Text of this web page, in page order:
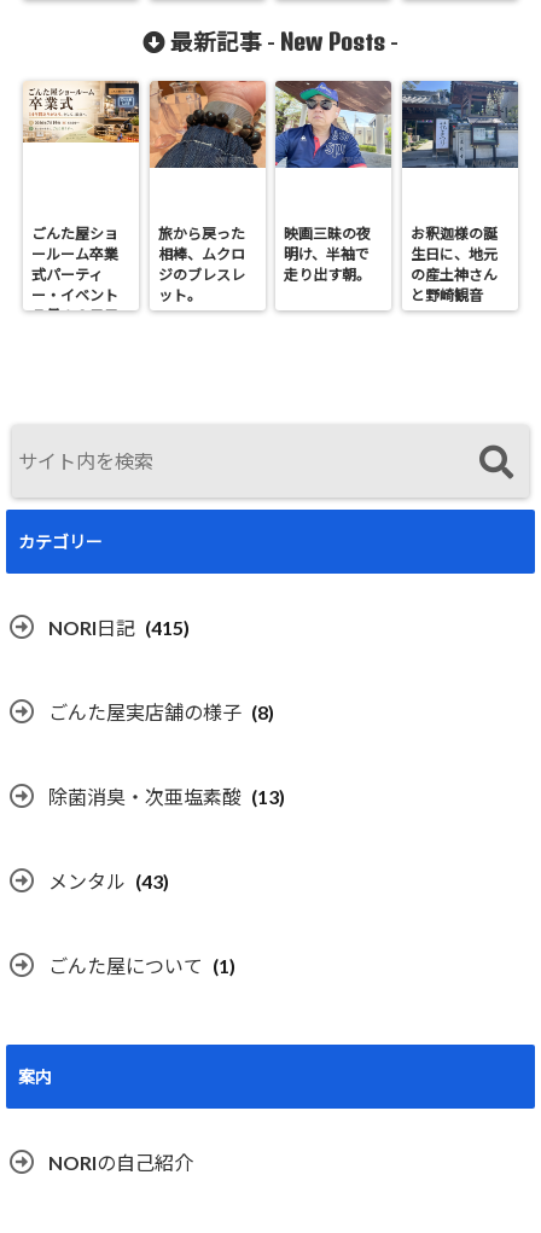
最新記事 - New Posts -
ごんた屋ショ
ールーム卒業
式パーティ
ー・イベント
７月１９日日
旅から戻った
相棒、ムクロ
ジのブレスレ
ット。
映画三昧の夜
明け、半袖で
走り出す朝。
お釈迦様の誕
生日に、地元
の産土神さん
と野崎観音
へ。
カテゴリー
NORI日記 (415)
ごんた屋実店舗の様子 (8)
除菌消臭・次亜塩素酸 (13)
メンタル (43)
ごんた屋について (1)
案内
NORIの自己紹介